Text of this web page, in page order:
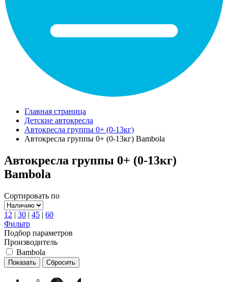
Главная страница
Детские автокресла
Автокресла группы 0+ (0-13кг)
Автокресла группы 0+ (0-13кг) Bambola
Автокресла группы 0+ (0-13кг)
Bambola
Сортировать по
12 | 30 | 45 | 60
Фильтр
Подбор параметров
Производитель
Bambola